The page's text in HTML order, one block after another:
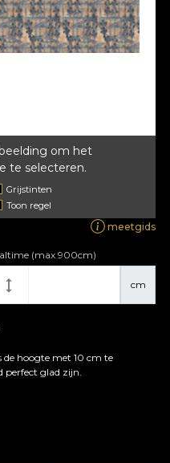
om het
te selecteren.
Grijstinten
Toon regel
meetgids
cm
(max 900cm)
de hoogte met 10 cm te
glad zijn.